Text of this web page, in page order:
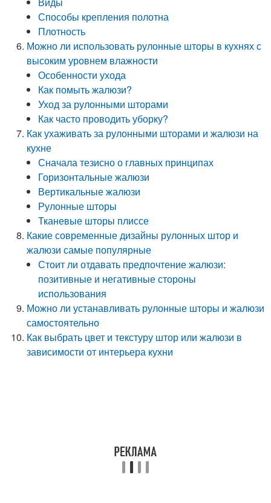
Способы крепления полотна
Плотность
Можно ли использовать рулонные шторы в кухнях с
высоким уровнем влажности
Особенности ухода
Как помыть жалюзи?
Уход за рулонными шторами
Как часто проводить уборку?
Как ухаживать за рулонными шторами и жалюзи на
кухне
Сначала тезисно о главных принципах
Горизонтальные жалюзи
Вертикальные жалюзи
Рулонные шторы
Тканевые шторы плиссе
Какие современные дизайны рулонных штор и
жалюзи самые популярные
Стоит ли отдавать предпочтение жалюзи:
позитивные и негативные стороны
использования
Можно ли устанавливать рулонные шторы и жалюзи
самостоятельно
Как выбрать цвет и текстуру штор или жалюзи в
зависимости от интерьера кухни